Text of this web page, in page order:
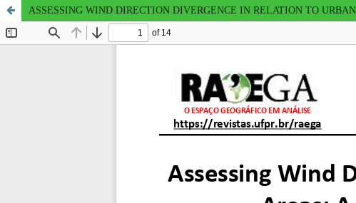
ASSESSING WIND DIRECTION DIVERGENCE IN RELATION TO